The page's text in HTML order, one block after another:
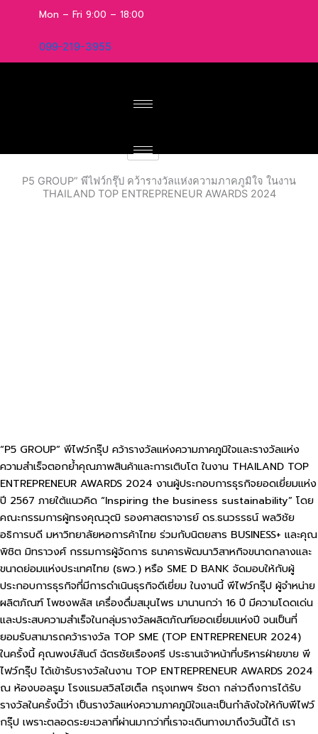
Mon – Fri 9:00 – 18:00
099-219-3955
P5 GROUP” พีไฟว์กรุ๊ป คว้ารางวัลแห่งความภาคภูมิใจ ในงาน
THAILAND TOP ENTREPRENEUR AWARDS 2024
“P5 GROUP” พีไฟว์กรุ๊ป คว้ารางวัลแห่งความภาคภูมิใจและรางวัลแห่ง
ความสำเร็จตอกย้ำคุณภาพสินค้าและการเติบโต ในงาน THAILAND TOP
ENTREPRENEUR AWARDS 2024 งานผู้ประกอบการธุรกิจยอดเยี่ยมแห่ง
ปี 2567 ภายใต้แนวคิด “Inspiring the business sustainability” โดย
คณะกรรมการผู้ทรงคุณวุฒิ รองศาสตราจารย์ ดร.ธนวรรธน์ พลวิชัย
อธิการบดี มหาวิทยาลัยหอการค้าไทย ร่วมกับนิตยสาร BUSINESS+ และคุณ
พิชิต มิทราวงศ์ กรรมการผู้จัดการ ธนาคารพัฒนาวิสาหกิจขนาดกลางและ
ขนาดย่อมแห่งประเทศไทย (ธพว.) หรือ SME D BANK จัดมอบให้กับผู้
ประกอบการธุรกิจที่มีการดำเนินธุรกิจดีเยี่ยม ในงานนี้ พีไฟว์กรุ๊ป ผู้จำหน่าย
ผลิตภัณฑ์ โพชงพลัส เครื่องดื่มสมุนไพร มานานกว่า 16 ปี มีความโดดเด่น
และประสบความสำเร็จในกลุ่มรางวัลผลิตภัณฑ์ยอดเยี่ยมแห่งปี จนเป็นที่
ยอมรับสามารถคว้ารางวัล TOP SME (TOP ENTREPRENEUR 2024)
ในครั้งนี้ คุณพงษ์สันต์ ฉัตรชัยเรืองศรี ประธานเจ้าหน้าที่บริหารฝ่ายขาย พี
ไฟว์กรุ๊ป ได้เข้ารับรางวัลในงาน TOP ENTREPRENEUR AWARDS 2024
ณ ห้องบอลรูม โรงแรมสวิสโฮเต็ล กรุงเทพฯ รัชดา กล่าวถึงการได้รับ
รางวัลในครั้งนี้ว่า เป็นรางวัลแห่งความภาคภูมิใจและเป็นกำลังใจให้กับพีไฟว์
กรุ๊ป เพราะตลอดระยะเวลาที่ผ่านมากว่าที่เราจะเดินทางมาถึงวันนี้ได้ เรา